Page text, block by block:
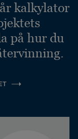
kalkylator
på hur du